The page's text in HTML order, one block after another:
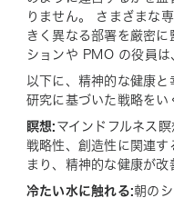
りません。 さまざまな
きく異なる部署を厳密
ションや PMO の役員
以下に、精神的な健康と
研究に基づいた戦略をい
瞑想: マインドフルネス
戦略性、創造性に関連
まり、精神的な健康が改
冷たい水に触れる:朝の